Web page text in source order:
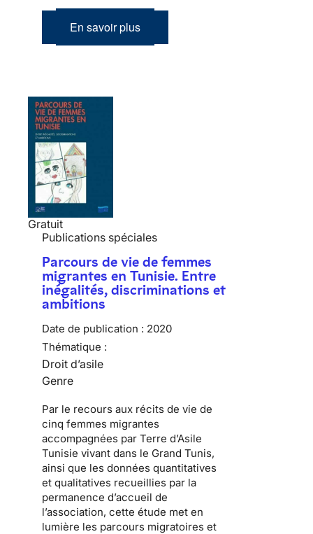
En savoir plus
Gratuit
Publications spéciales
Parcours de vie de femmes
migrantes en Tunisie. Entre
inégalités, discriminations et
ambitions
Date de publication : 2020
Thématique :
Droit d’asile
Genre
Par le recours aux récits de vie de
cinq femmes migrantes
accompagnées par Terre d’Asile
Tunisie vivant dans le Grand Tunis,
ainsi que les données quantitatives
et qualitatives recueillies par la
permanence d’accueil de
l’association, cette étude met en
lumière les parcours migratoires et